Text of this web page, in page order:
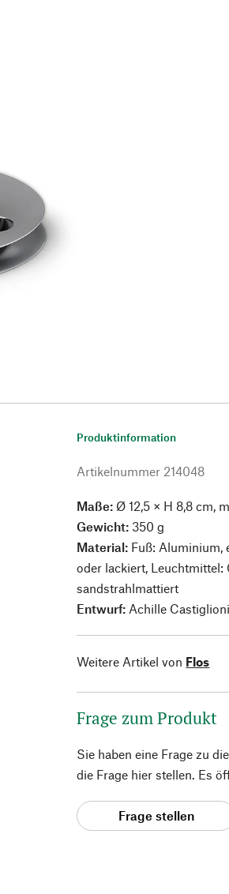
Produktinformation
Artikelnummer 214048
Maße: Ø 12,5 × H 8,8 cm,
Gewicht: 350 g
Material: Fuß: Aluminium,
oder lackiert, Leuchtmittel:
sandstrahlmattiert
Entwurf: Achille Castiglioni
Weitere Artikel von Flos
Frage zum Produkt
Sie haben eine Frage zu
die Frage hier stellen. Es
Frage stellen